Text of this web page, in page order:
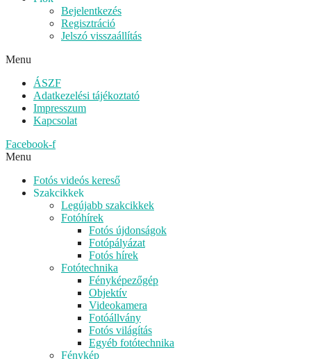
Bejelentkezés
Regisztráció
Jelszó visszaállítás
Menu
ÁSZF
Adatkezelési tájékoztató
Impresszum
Kapcsolat
Facebook-f
Menu
Fotós videós kereső
Szakcikkek
Legújabb szakcikkek
Fotóhírek
Fotós újdonságok
Fotópályázat
Fotós hírek
Fotótechnika
Fényképezőgép
Objektív
Videokamera
Fotóállvány
Fotós világítás
Egyéb fotótechnika
Fénykép